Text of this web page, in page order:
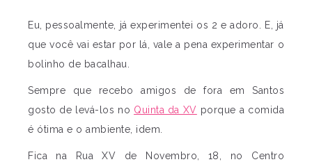
Eu, pessoalmente, já experimentei os 2 e adoro. E, já
que você vai estar por lá, vale a pena experimentar o
bolinho de bacalhau.
Sempre que recebo amigos de fora em Santos
gosto de levá-los no Quinta da XV porque a comida
é ótima e o ambiente, idem.
Fica na Rua XV de Novembro, 18, no Centro